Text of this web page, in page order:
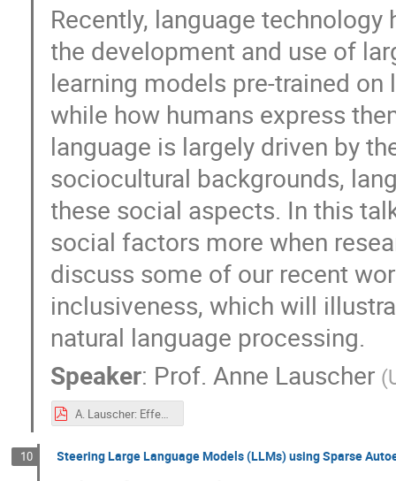
Recently, language
the development and use of
learning models pre-trained
while how humans express
language is largely driven by
sociocultural backgrounds,
these social aspects. In this
social factors more when
discuss some of our recent
inclusiveness, which will
natural language processing.
Speaker: Prof. Anne Lauscher (
A. Lauscher: Effective, Fair, and Inclusive Language Technology - On the Role of Social Factors
10 Steering Large Language Models (LLMs) using Sparse